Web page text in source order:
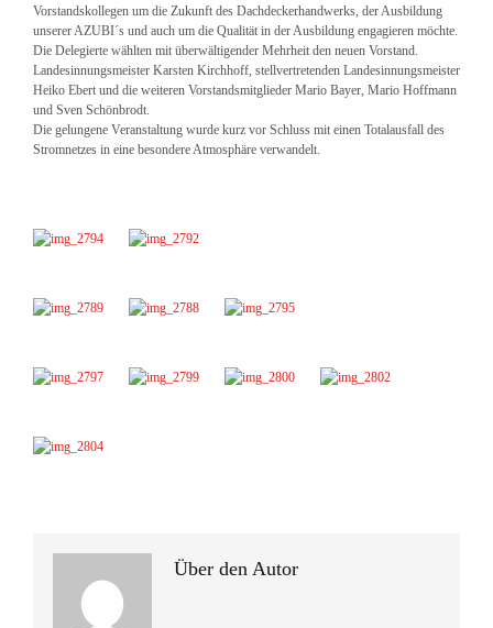
Vorstandskollegen um die Zukunft des Dachdeckerhandwerks, der Ausbildung
unserer AZUBI´s und auch um die Qualität in der Ausbildung engagieren möchte.
Die Delegierte wählten mit überwältigender Mehrheit den neuen Vorstand.
Landesinnungsmeister Karsten Kirchhoff, stellvertretenden Landesinnungsmeister
Heiko Ebert und die weiteren Vorstandsmitglieder Mario Bayer, Mario Hoffmann
und Sven Schönbrodt.
Die gelungene Veranstaltung wurde kurz vor Schluss mit einen Totalausfall des
Stromnetzes in eine besondere Atmosphäre verwandelt.
Über den Autor